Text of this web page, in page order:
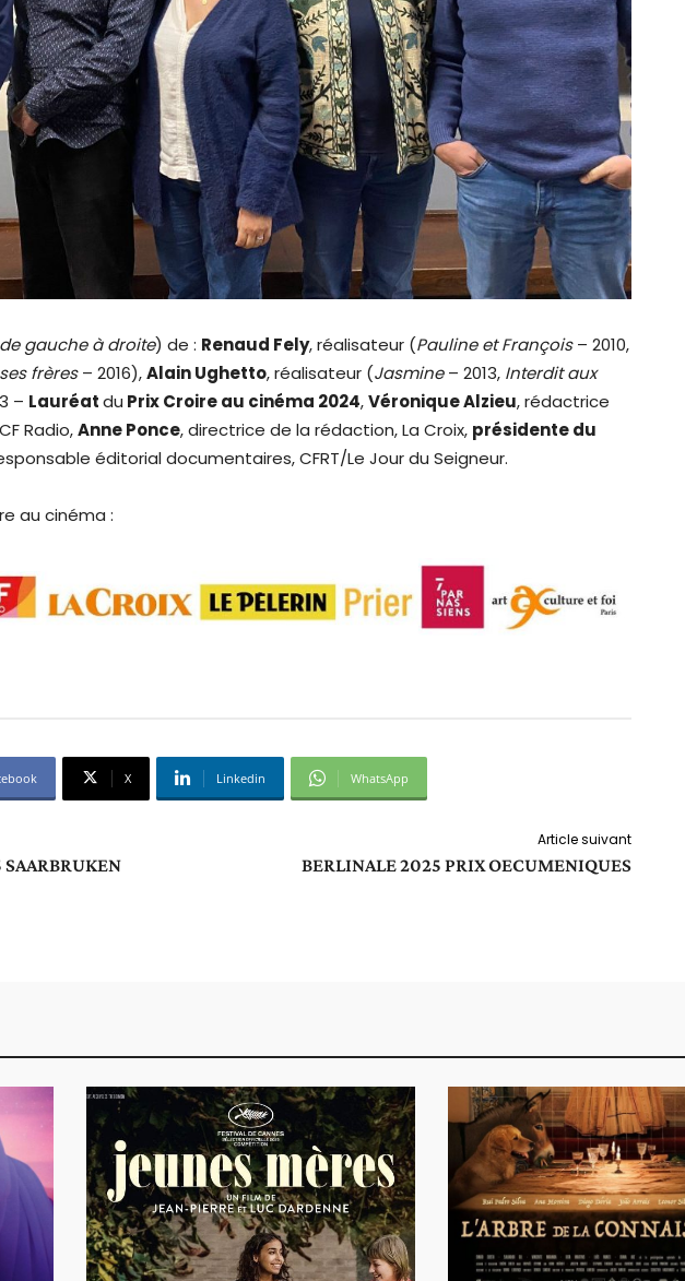
de gauche à droite) de : Renaud Fely, réalisateur (Pauline et François– 2010,
frères– 2016),Alain Ughetto, réalisateur (Jasmine– 2013, Interdit aux
– Lauréatdu Prix Croire au cinéma 2024,Véronique Alzieu, rédactrice
Radio,Anne Ponce, directrice de la rédaction, La Croix, présidente du
éditorial documentaires, CFRT/Le Jour du Seigneur.
au cinéma :
X Linkedin WhatsApp
Article suivant
BERLINALE 2025 PRIX OECUMENIQUES